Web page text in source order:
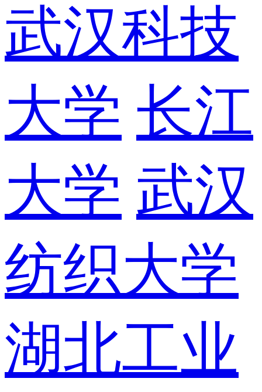
武汉科技
大学 长江
大学 武汉
纺织大学
湖北工业